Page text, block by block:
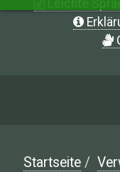
Startseite /